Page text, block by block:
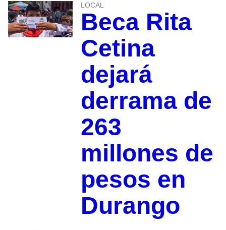
LOCAL
Beca Rita
Cetina
dejará
derrama de
263
millones de
pesos en
Durango